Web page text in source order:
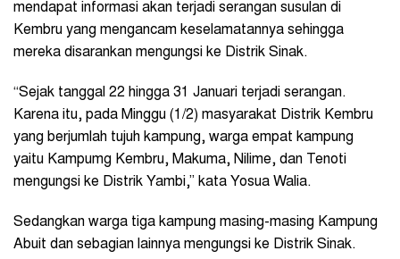
mendapat informasi akan terjadi serangan susulan di
Kembru yang mengancam keselamatannya sehingga
mereka disarankan mengungsi ke Distrik Sinak.
“Sejak tanggal 22 hingga 31 Januari terjadi serangan.
Karena itu, pada Minggu (1/2) masyarakat Distrik Kembru
yang berjumlah tujuh kampung, warga empat kampung
yaitu Kampumg Kembru, Makuma, Nilime, dan Tenoti
mengungsi ke Distrik Yambi,” kata Yosua Walia.
Sedangkan warga tiga kampung masing-masing Kampung
Abuit dan sebagian lainnya mengungsi ke Distrik Sinak.